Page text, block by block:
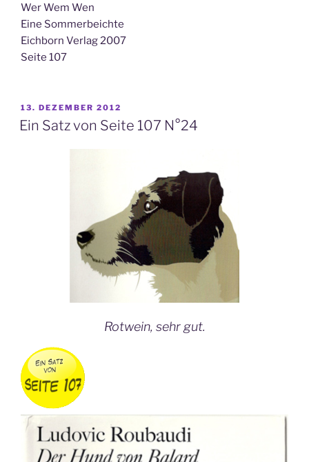
Wer Wem Wen
Eine Sommerbeichte
Eichborn Verlag 2007
Seite 107
VERÖFFENTLICHT
AM
13. DEZEMBER 2012
Ein Satz von Seite 107 N°24
Rotwein, sehr gut.